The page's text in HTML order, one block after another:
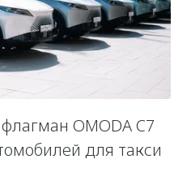
OMODA C7
для такси